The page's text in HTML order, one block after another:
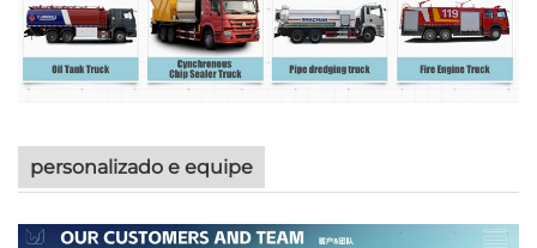
personalizado e equipe